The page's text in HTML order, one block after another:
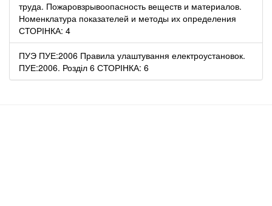
труда. Пожаровзрывоопасность веществ и материалов.
Номенклатура показателей и методы их определения
СТОРІНКА: 4
ПУЭ ПУЕ:2006 Правила улаштування електроустановок.
ПУЕ:2006. Розділ 6 СТОРІНКА: 6